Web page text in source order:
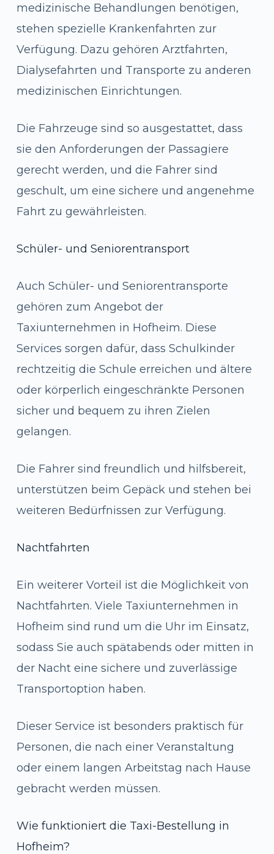
medizinische Behandlungen benötigen,
stehen spezielle Krankenfahrten zur
Verfügung. Dazu gehören Arztfahrten,
Dialysefahrten und Transporte zu anderen
medizinischen Einrichtungen.
Die Fahrzeuge sind so ausgestattet, dass
sie den Anforderungen der Passagiere
gerecht werden, und die Fahrer sind
geschult, um eine sichere und angenehme
Fahrt zu gewährleisten.
Schüler- und Seniorentransport
Auch Schüler- und Seniorentransporte
gehören zum Angebot der
Taxiunternehmen in Hofheim. Diese
Services sorgen dafür, dass Schulkinder
rechtzeitig die Schule erreichen und ältere
oder körperlich eingeschränkte Personen
sicher und bequem zu ihren Zielen
gelangen.
Die Fahrer sind freundlich und hilfsbereit,
unterstützen beim Gepäck und stehen bei
weiteren Bedürfnissen zur Verfügung.
Nachtfahrten
Ein weiterer Vorteil ist die Möglichkeit von
Nachtfahrten. Viele Taxiunternehmen in
Hofheim sind rund um die Uhr im Einsatz,
sodass Sie auch spätabends oder mitten in
der Nacht eine sichere und zuverlässige
Transportoption haben.
Dieser Service ist besonders praktisch für
Personen, die nach einer Veranstaltung
oder einem langen Arbeitstag nach Hause
gebracht werden müssen.
Wie funktioniert die Taxi-Bestellung in
Hofheim?